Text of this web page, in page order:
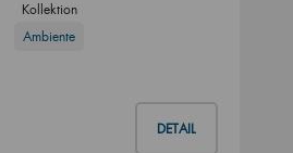
Kollektion
Ambiente
DETAIL